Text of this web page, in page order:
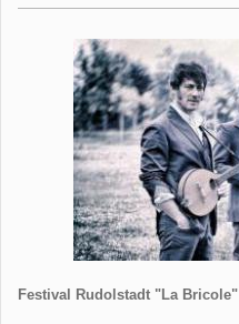
Festival Rudolstadt "La Bricole"